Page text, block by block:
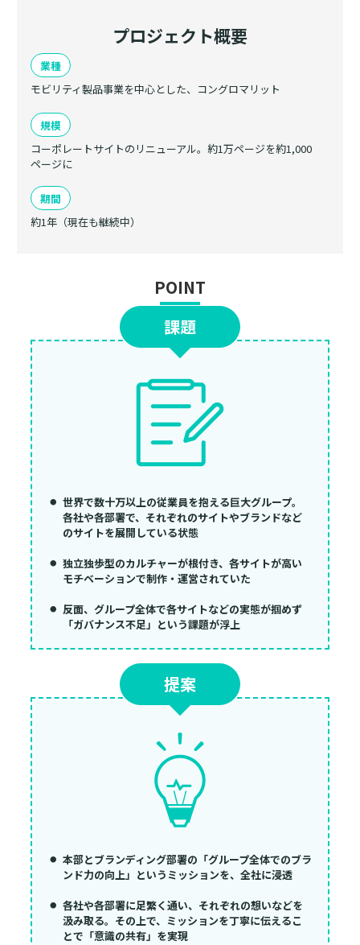
プロジェクト概要
業種
モビリティ製品事業を中心とした、コングロマリット
規模
コーポレートサイトのリニューアル。約1万ページを約1,000
ページに
期間
約1年（現在も継続中）
POINT
課題
世界で数十万以上の従業員を抱える巨大グループ。
各社や各部署で、それぞれのサイトやブランドなど
のサイトを展開している状態
独立独歩型のカルチャーが根付き、各サイトが高い
モチベーションで制作・運営されていた
反面、グループ全体で各サイトなどの実態が掴めず
「ガバナンス不足」という課題が浮上
提案
本部とブランディング部署の「グループ全体でのブラ
ンド力の向上」というミッションを、全社に浸透
各社や各部署に足繁く通い、それぞれの想いなどを
汲み取る。その上で、ミッションを丁寧に伝えるこ
とで「意識の共有」を実現